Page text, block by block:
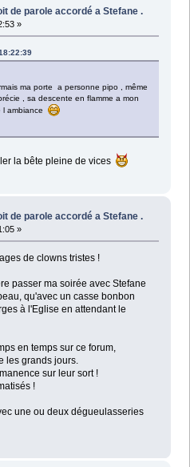
de parole accordé a Stefane .
»
ma porte a personne pipo , même
, sa descente en flamme a mon
l ambiance
la bête pleine de vices
de parole accordé a Stefane .
»
de clowns tristes !
passer ma soirée avec Stefane
qu'avec un casse bonbon
à l'Eglise en attendant le
en temps sur ce forum,
les grands jours.
sur leur sort !
!
une ou deux dégueulasseries